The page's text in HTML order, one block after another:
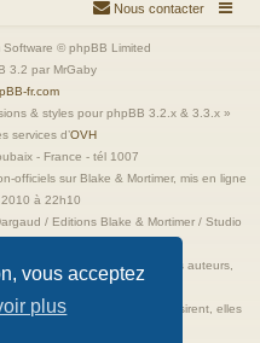
vous acceptez
plus
Nous contacter
Software © phpBB Limited
3.2 par MrGaby
fr.com
& styles pour phpBB 3.2.x & 3.3.x »
services d’OVH
- France - tél 1007
officiels sur Blake & Mortimer, mis en ligne
à 22h10
/ Editions Blake & Mortimer / Studio
la propriété exclusive de leurs auteurs,
éditeurs.
Si les propriétaires le désirent, elles